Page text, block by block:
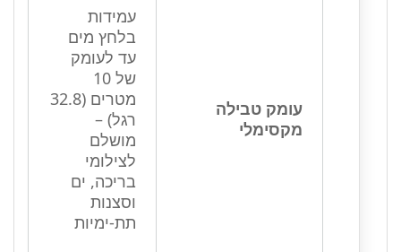
עומק טבילה
מקסימלי
עמידות
בלחץ מים
עד לעומק
של 10
מטרים (32.8
רגל) –
מושלם
לצילומי
בריכה, ים
וסצנות
תת-ימיות